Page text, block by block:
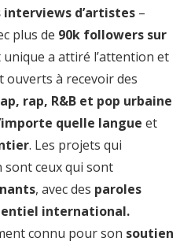
interviews d’artistes –
plus de 90k followers sur
unique a attiré l’attention et
ouverts à recevoir des
rap, R&B et pop urbaine
quelle langue et
. Les projets qui
ceux qui sont
, avec des paroles
international.
connu pour son soutien